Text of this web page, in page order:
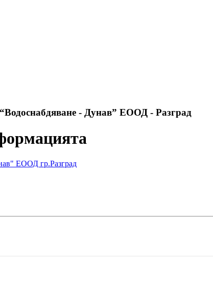
“Водоснабдяване - Дунав” ЕООД - Разград
ЕООД гр.Разград